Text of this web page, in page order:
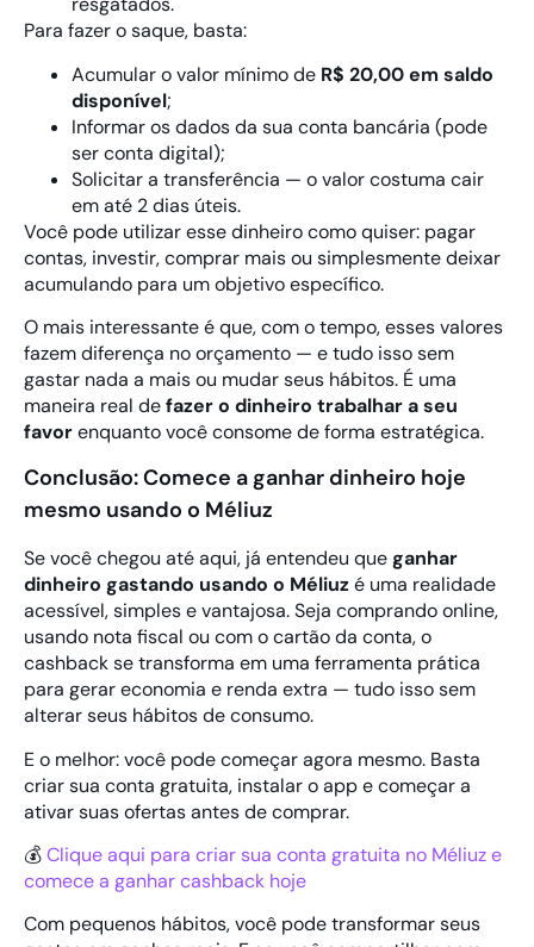
Para fazer o saque, basta:
Acumular o valor mínimo de R$ 20,00 em saldo
disponível;
Informar os dados da sua conta bancária (pode
ser conta digital);
Solicitar a transferência — o valor costuma cair
em até 2 dias úteis.
Você pode utilizar esse dinheiro como quiser: pagar
contas, investir, comprar mais ou simplesmente deixar
acumulando para um objetivo específico.
O mais interessante é que, com o tempo, esses valores
fazem diferença no orçamento — e tudo isso sem
gastar nada a mais ou mudar seus hábitos. É uma
maneira real defazer o dinheiro trabalhar a seu
favorenquanto você consome de forma estratégica.
Conclusão: Comece a ganhar dinheiro hoje
mesmo usando o Méliuz
Se você chegou até aqui, já entendeu queganhar
dinheiro gastando usando o Méliuzé uma realidade
acessível, simples e vantajosa. Seja comprando online,
usando nota fiscal ou com o cartão da conta, o
cashback se transforma em uma ferramenta prática
para gerar economia e renda extra — tudo isso sem
alterar seus hábitos de consumo.
E o melhor: você pode começar agora mesmo. Basta
criar sua conta gratuita, instalar o app e começar a
ativar suas ofertas antes de comprar.
💰Clique aqui para criar sua conta gratuita no Méliuz e
comece a ganhar cashback hoje
Com pequenos hábitos, você pode transformar seus